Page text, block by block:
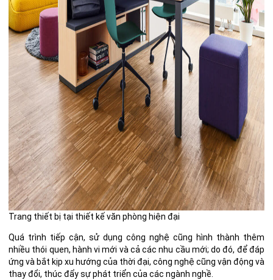
Trang thiết bị tại thiết kế văn phòng hiện đại
Quá trình tiếp cận, sử dụng công nghệ cũng hình thành thêm
nhiều thói quen, hành vi mới và cả các nhu cầu mới; do đó, để đáp
ứng và bắt kịp xu hướng của thời đại, công nghệ cũng vận động và
thay đổi, thúc đẩy sự phát triển của các ngành nghề.